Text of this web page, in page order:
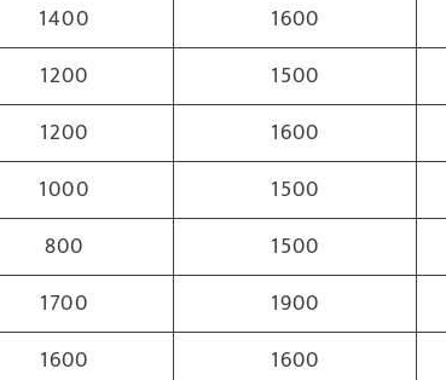
1400 1600
1200 1500
1200 1600
1000 1500
800 1500
1700 1900
1600 1600